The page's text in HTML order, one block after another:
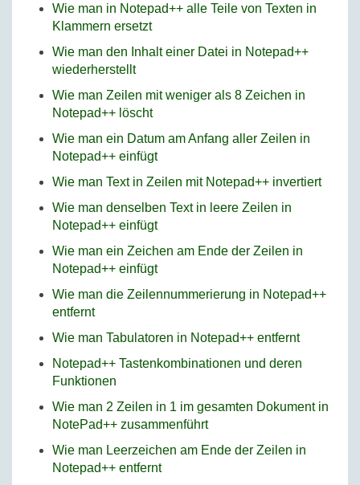
Wie man in Notepad++ alle Teile von Texten in
Klammern ersetzt
Wie man den Inhalt einer Datei in Notepad++
wiederherstellt
Wie man Zeilen mit weniger als 8 Zeichen in
Notepad++ löscht
Wie man ein Datum am Anfang aller Zeilen in
Notepad++ einfügt
Wie man Text in Zeilen mit Notepad++ invertiert
Wie man denselben Text in leere Zeilen in
Notepad++ einfügt
Wie man ein Zeichen am Ende der Zeilen in
Notepad++ einfügt
Wie man die Zeilennummerierung in Notepad++
entfernt
Wie man Tabulatoren in Notepad++ entfernt
Notepad++ Tastenkombinationen und deren
Funktionen
Wie man 2 Zeilen in 1 im gesamten Dokument in
NotePad++ zusammenführt
Wie man Leerzeichen am Ende der Zeilen in
Notepad++ entfernt